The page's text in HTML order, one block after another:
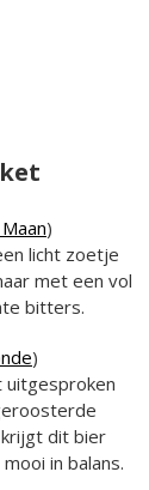
)
licht zoetje
met een vol
bitters.
)
uitgesproken
dit bier
in balans.